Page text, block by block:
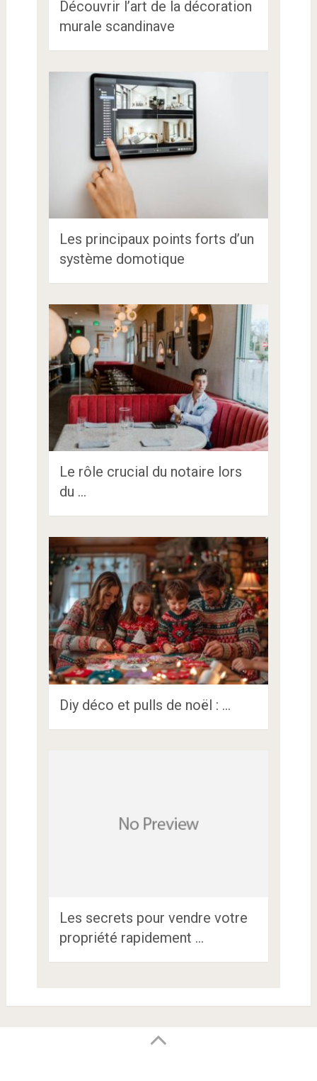
Découvrir l’art de la décoration
murale scandinave
Les principaux points forts d’un
système domotique
Le rôle crucial du notaire lors
du …
Diy déco et pulls de noël : …
Les secrets pour vendre votre
propriété rapidement …